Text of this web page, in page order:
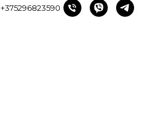
+375296823590